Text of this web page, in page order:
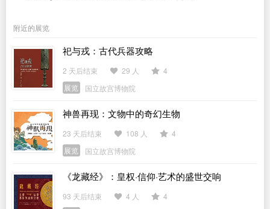
附近的展览
祀与戎：古代兵器攻略
2 天后结束 29 人
4
展览
国立故宫博物院
神兽再现：文物中的奇幻生物
23 天后结束 108 人
4
展览
国立故宫博物院
《龙藏经》：皇权·信仰·艺术的盛世交响
93 天后结束 4 人
4